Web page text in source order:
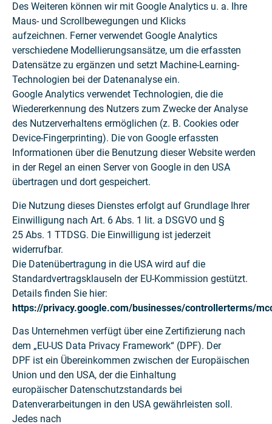
Des Weiteren können wir mit Google Analytics u. a. Ihre
Maus- und Scrollbewegungen und Klicks
aufzeichnen. Ferner verwendet Google Analytics
verschiedene Modellierungsansätze, um die erfassten
Datensätze zu ergänzen und setzt Machine-Learning-
Technologien bei der Datenanalyse ein.
Google Analytics verwendet Technologien, die die
Wiedererkennung des Nutzers zum Zwecke der Analyse
des Nutzerverhaltens ermöglichen (z. B. Cookies oder
Device-Fingerprinting). Die von Google erfassten
Informationen über die Benutzung dieser Website werden
in der Regel an einen Server von Google in den USA
übertragen und dort gespeichert.
Die Nutzung dieses Dienstes erfolgt auf Grundlage Ihrer
Einwilligung nach Art. 6 Abs. 1 lit. a DSGVO und §
25 Abs. 1 TTDSG. Die Einwilligung ist jederzeit
widerrufbar.
Die Datenübertragung in die USA wird auf die
Standardvertragsklauseln der EU-Kommission gestützt.
Details finden Sie hier:
https://privacy.google.com/businesses/controllerterms/
Das Unternehmen verfügt über eine Zertifizierung nach
dem „EU-US Data Privacy Framework“ (DPF). Der
DPF ist ein Übereinkommen zwischen der Europäischen
Union und den USA, der die Einhaltung
europäischer Datenschutzstandards bei
Datenverarbeitungen in den USA gewährleisten soll.
Jedes nach